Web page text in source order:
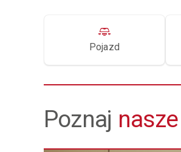
Pojazd
Poznaj